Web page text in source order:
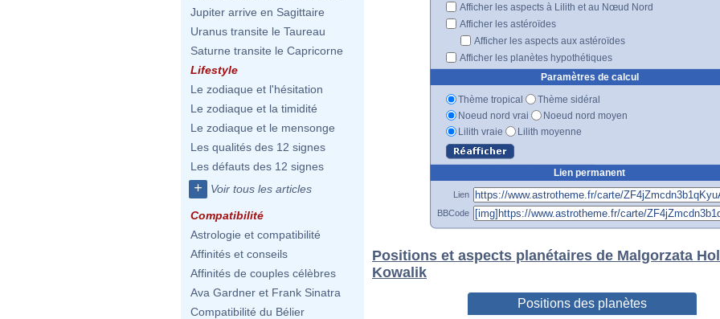
Jupiter arrive en Sagittaire
Uranus transite le Taureau
Saturne transite le Capricorne
Lifestyle
Le zodiaque et l'hésitation
Le zodiaque et la timidité
Le zodiaque et le mensonge
Les qualités des 12 signes
Les défauts des 12 signes
+ Voir tous les articles
Compatibilité
Astrologie et compatibilité
Affinités et conseils
Affinités de couples célèbres
Ava Gardner et Frank Sinatra
Compatibilité du Bélier
Afficher les aspects à Lilith et au Nœud Nord
Afficher les astéroïdes
Afficher les aspects aux astéroïdes
Afficher les planètes hypothétiques
Paramètres de calcul
Thème tropical
Thème sidéral
Noeud nord vrai
Noeud nord moyen
Lilith vraie
Lilith moyenne
Lien permanent
Lien
BBCode
Positions et aspects planétaires de Malgorzata
Kowalik
Positions des planètes